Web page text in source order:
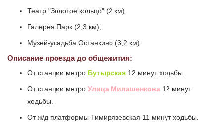
Театр "Золотое кольцо" (2 км);
Галерея Парк (2,3 км);
Музей-усадьба Останкино (3,2 км).
Описание проезда до общежития:
От станции метро Бутырская 12 минут ходьбы.
От станции метро Улица Милашенкова 12 минут
ходьбы.
От ж/д платформы Тимирязевская 11 минут ходьбы.